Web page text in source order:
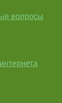
вопросы